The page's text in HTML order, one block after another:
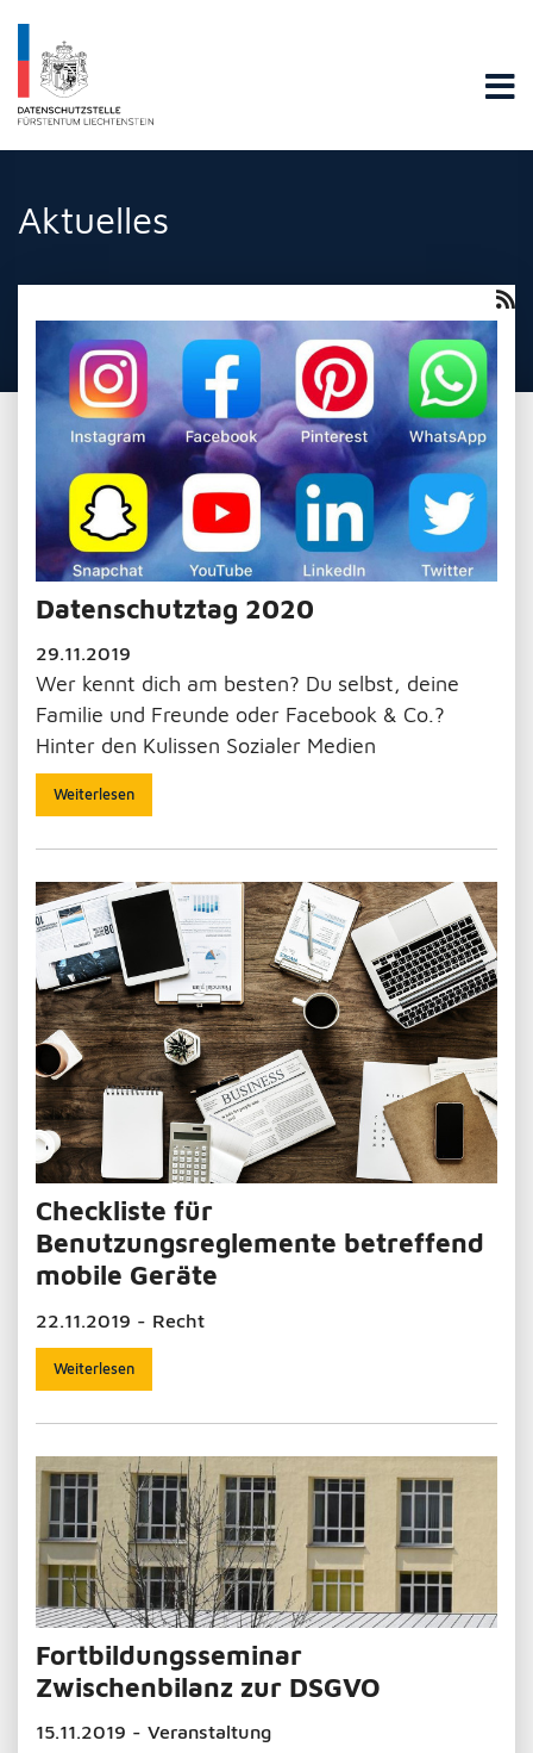
Datenschutzstelle Fürstentums Liechtenstein
Aktuelles
Datenschutztag 2020
29.11.2019
Wer kennt dich am besten? Du selbst, deine
Familie und Freunde oder Facebook & Co.?
Hinter den Kulissen Sozialer Medien
Weiterlesen
Checkliste für
Benutzungsreglemente betreffend
mobile Geräte
22.11.2019 - Recht
Weiterlesen
Fortbildungsseminar
Zwischenbilanz zur DSGVO
15.11.2019 - Veranstaltung